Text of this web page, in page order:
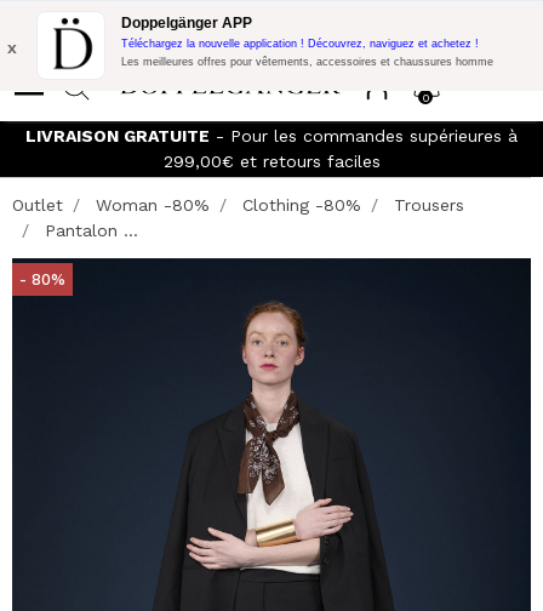
Promo Flash: 10% de réduction supplémentaire sur 300€ d'achat
avec le code:
0
x
Doppelgänger APP
Téléchargez la nouvelle application ! Découvrez, naviguez et achetez !
Les meilleures offres pour vêtements, accessoires et chaussures homme
LIVRAISON GRATUITE - Pour les commandes supérieures à
299,00€ et retours faciles
Outlet Woman -80% Clothing -80%
Trousers
Pantalon ...
- 80%